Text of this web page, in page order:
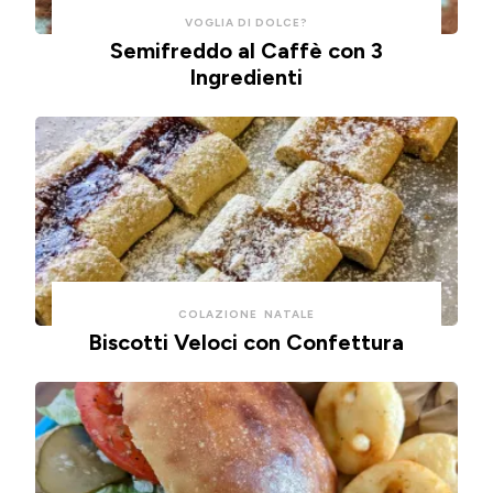
risparmiare
pulizie.
🍞
🫒
cotte
ad
aria.
🍕
VOGLIA DI DOLCE?
Semifreddo al Caffè con 3
Ingredienti
COLAZIONE NATALE
Biscotti Veloci con Confettura